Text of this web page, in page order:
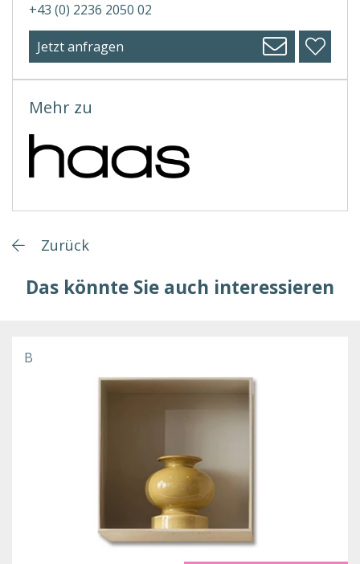
Mehr zu
+43 (0) 2236 2050 02
Jetzt anfragen
Zurück
Das könnte Sie auch interessieren
B